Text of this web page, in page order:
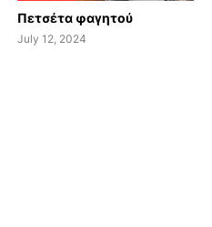
Πετσέτα φαγητού
July 12, 2024